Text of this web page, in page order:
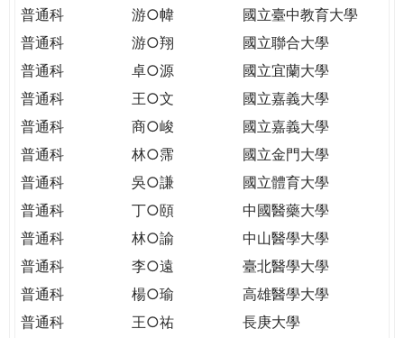
民。
WAGOR
TODAY
THE
WORLD
TOMORROW
PUTTING
普通科
游○幃
國立臺中教育大學
普通科
游○翔
國立聯合大學
普通科
卓○源
國立宜蘭大學
普通科
王○文
國立嘉義大學
普通科
商○峻
國立嘉義大學
普通科
林○霈
國立金門大學
普通科
吳○謙
國立體育大學
普通科
丁○頤
中國醫藥大學
普通科
林○諭
中山醫學大學
普通科
李○遠
臺北醫學大學
普通科
楊○瑜
高雄醫學大學
普通科
王○祐
長庚大學